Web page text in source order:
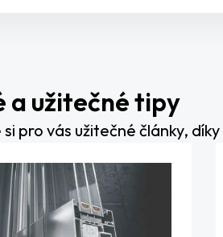
a užitečné tipy
si pro vás užitečné články,